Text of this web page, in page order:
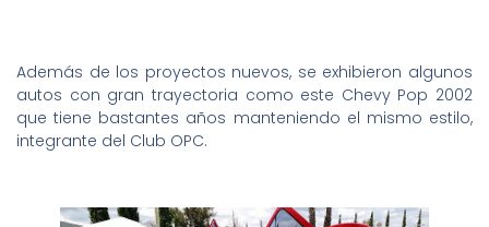
Además de los proyectos nuevos, se exhibieron algunos
autos con gran trayectoria como este Chevy Pop 2002
que tiene bastantes años manteniendo el mismo estilo,
integrante del Club OPC.